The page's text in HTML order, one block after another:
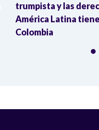
trumpista y las
América Latina
Colombia